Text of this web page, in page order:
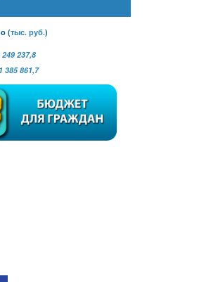
(тыс. руб.)
249 237,8
1 385 861,7